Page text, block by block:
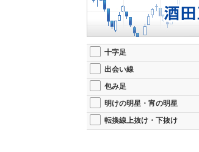
十字足
出会い線
包み足
明けの明星・宵の明星
転換線上抜け・下抜け